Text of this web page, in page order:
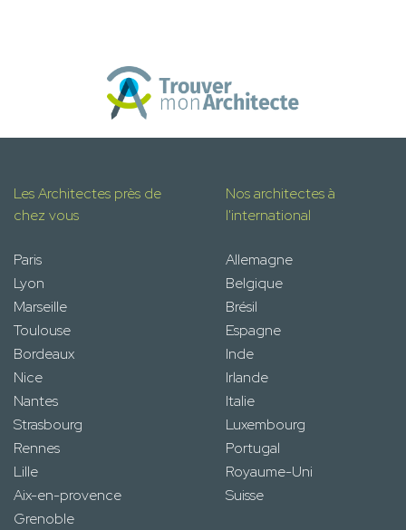
Les Architectes près de
chez vous
Paris
Lyon
Marseille
Toulouse
Bordeaux
Nice
Nantes
Strasbourg
Rennes
Lille
Aix-en-provence
Grenoble
Nos architectes à
l'international
Allemagne
Belgique
Brésil
Espagne
Inde
Irlande
Italie
Luxembourg
Portugal
Royaume-Uni
Suisse